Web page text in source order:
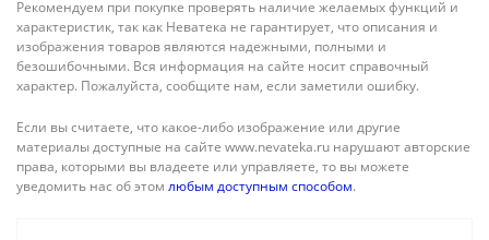
Рекомендуем при покупке проверять наличие желаемых функций и
характеристик, так как Неватека не гарантирует, что описания и
изображения товаров являются надежными, полными и
безошибочными. Вся информация на сайте носит справочный
характер. Пожалуйста, сообщите нам, если заметили ошибку.
Если вы считаете, что какое-либо изображение или другие
материалы доступные на сайте www.nevateka.ru нарушают авторские
права, которыми вы владеете или управляете, то вы можете
уведомить нас об этом любым доступным способом.